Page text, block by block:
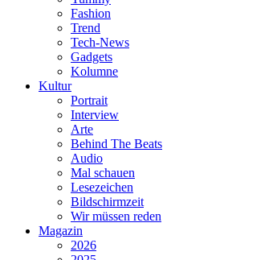
Fashion
Trend
Tech-News
Gadgets
Kolumne
Kultur
Portrait
Interview
Arte
Behind The Beats
Audio
Mal schauen
Lesezeichen
Bildschirmzeit
Wir müssen reden
Magazin
2026